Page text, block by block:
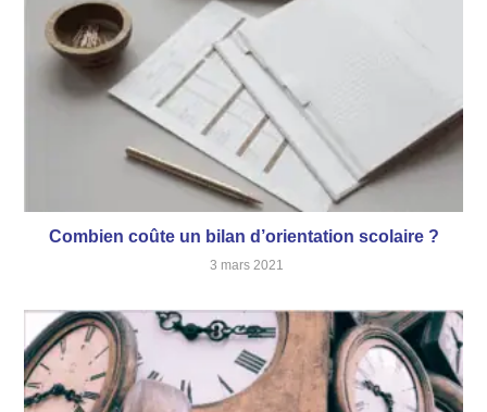
Combien coûte un bilan d’orientation scolaire ?
3 mars 2021